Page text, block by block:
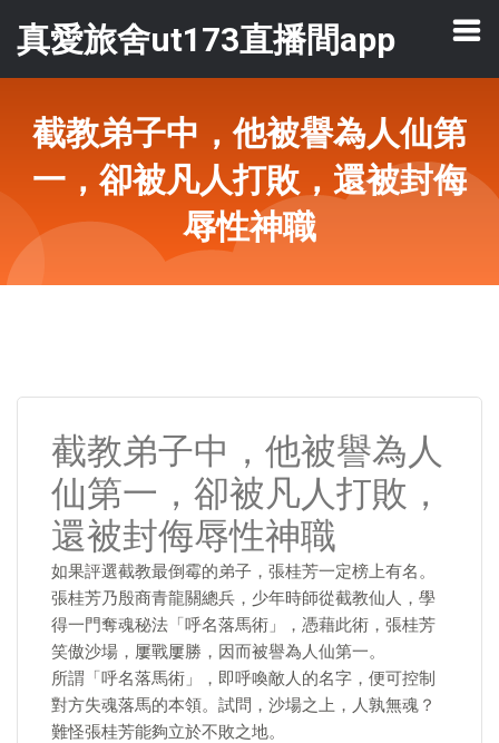
真愛旅舍ut173直播間app
截教弟子中，他被譽為人仙第
一，卻被凡人打敗，還被封侮
辱性神職
截教弟子中，他被譽為人
仙第一，卻被凡人打敗，
還被封侮辱性神職
如果評選截教最倒霉的弟子，張桂芳一定榜上有名。
張桂芳乃殷商青龍關總兵，少年時師從截教仙人，學
得一門奪魂秘法「呼名落馬術」，憑藉此術，張桂芳
笑傲沙場，屢戰屢勝，因而被譽為人仙第一。
所謂「呼名落馬術」，即呼喚敵人的名字，便可控制
對方失魂落馬的本領。試問，沙場之上，人孰無魂？
難怪張桂芳能夠立於不敗之地。